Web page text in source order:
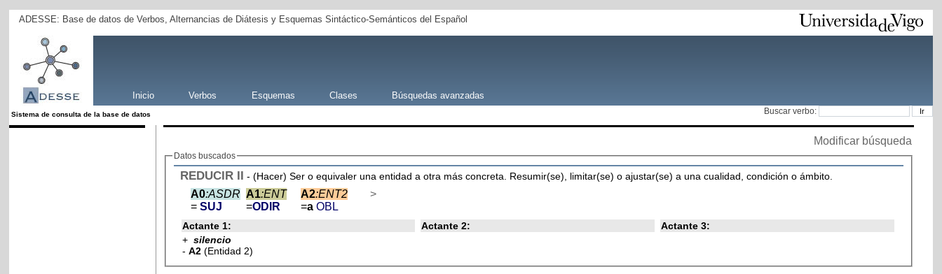
ADESSE: Base de datos de Verbos, Alternancias de Diátesis y Esquemas Sintáctico-Semánticos del Español
Inicio Verbos Esquemas Clases Búsquedas avanzadas
Sistema de consulta de la base de datos Buscar verbo:
Modificar búsqueda
Datos buscados
REDUCIR II - (Hacer) Ser o equivaler una entidad a otra más concreta. Resumir(se), limitar(se) o ajustar(se) a una cualidad, condición o ámbito.
A0:ASDR
= SUJ
A1:ENT
=ODIR
A2:ENT2
=a OBL
>
Actante 1:
+ silencio
- A2 (Entidad 2)
Actante 2: Actante 3: